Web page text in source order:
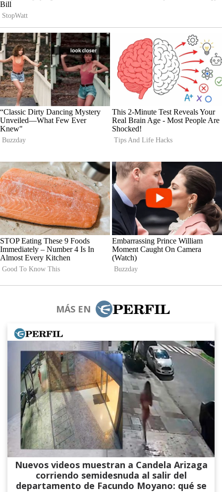
MÁS EN
Nuevos videos muestran a Candela Arizaga
corriendo semidesnuda al salir del
departamento de Facundo Moyano: qué se